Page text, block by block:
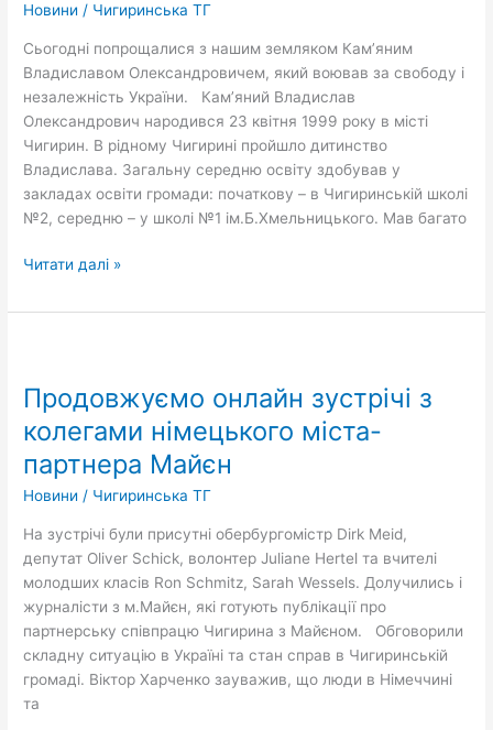
Новини / Чигиринська ТГ
Сьогодні попрощалися з нашим земляком Камʼяним
Владиславом Олександровичем, який воював за свободу і
незалежність України. Кам’яний Владислав
Олександрович народився 23 квітня 1999 року в місті
Чигирин. В рідному Чигирині пройшло дитинство
Владислава. Загальну середню освіту здобував у
закладах освіти громади: початкову – в Чигиринській школі
№2, середню – у школі №1 ім.Б.Хмельницького. Мав багато
захисником
Читати далі »
Продовжуємо онлайн зустрічі з
колегами німецького міста-
партнера Майєн
Новини / Чигиринська ТГ
На зустрічі були присутні обербургомістр Dirk Meid,
депутат Oliver Schick, волонтер Juliane Hertel та вчителі
молодших класів Ron Schmitz, Sarah Wessels. Долучились і
журналісти з м.Майєн, які готують публікації про
партнерську співпрацю Чигирина з Майєном. Обговорили
складну ситуацію в Україні та стан справ в Чигиринській
громаді. Віктор Харченко зауважив, що люди в Німеччині
та
зустрічі
колегами
німецького
міста-
Майєн